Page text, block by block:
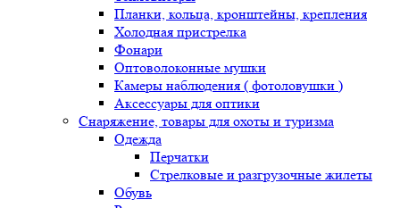
Планки, кольца, кронштейны, крепления
Холодная пристрелка
Фонари
Оптоволоконные мушки
Камеры наблюдения ( фотоловушки )
Аксессуары для оптики
Снаряжение, товары для охоты и туризма
Одежда
Перчатки
Стрелковые и разгрузочные жилеты
Обувь